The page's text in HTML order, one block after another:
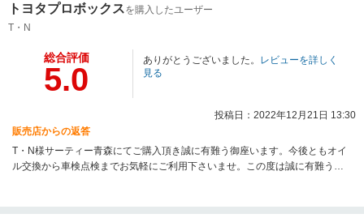
トヨタプロボックスを購入したユーザー
T・N
総合評価
5.0
ありがとうございました。 レビューを詳しく
見る
投稿日：2022年12月21日 13:30
販売店からの返答
T・N様サーティー青森にてご購入頂き誠に有難う御座います。今後ともオイ
ル交換から車検点検までお気軽にご利用下さいませ。この度は誠に有難う御